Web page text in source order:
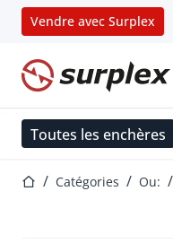
Vendre avec Surplex
Page d'accueil
Toutes les enchères
Page d'accueil
Catégories Ou: